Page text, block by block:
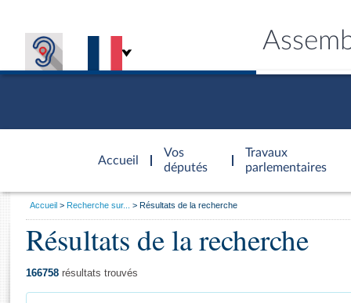
Accueil
d'accueil
Vos
députés
Travaux
parlementaires
Général
Vous
Accueil Recherche sur... Résultats de la recherche
Résultats de la recherche
166758 résultats trouvés